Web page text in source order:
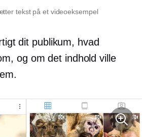
tekst på et videoeksempel
dit publikum, hvad
og om det indhold ville